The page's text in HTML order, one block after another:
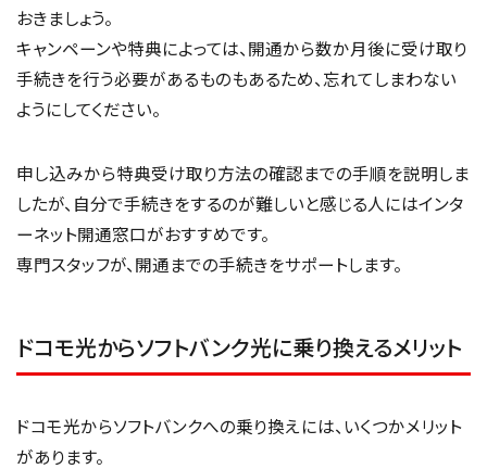
おきましょう。
キャンペーンや特典によっては、開通から数か月後に受け取り
手続きを行う必要があるものもあるため、忘れてしまわない
ようにしてください。
申し込みから特典受け取り方法の確認までの手順を説明しま
したが、自分で手続きをするのが難しいと感じる人にはインタ
ーネット開通窓口がおすすめです。
専門スタッフが、開通までの手続きをサポートします。
ドコモ光からソフトバンク光に乗り換えるメリット
ドコモ光からソフトバンクへの乗り換えには、いくつかメリット
があります。